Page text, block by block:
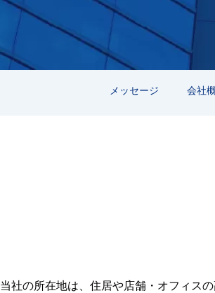
メッセージ 会社
当社の所在地は、住居や店舗・オフィス